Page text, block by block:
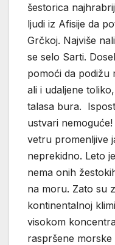
šestorica
ljudi iz Afisije da
Grčkoj. Najviše
se selo Sarti.
pomoći da podižu
ali i udaljene
talasa bura.
ustvari
vetru promenljive
neprekidno. Leto
nema onih
na moru. Zato su
kontinentalnoj
visokom
raspršene